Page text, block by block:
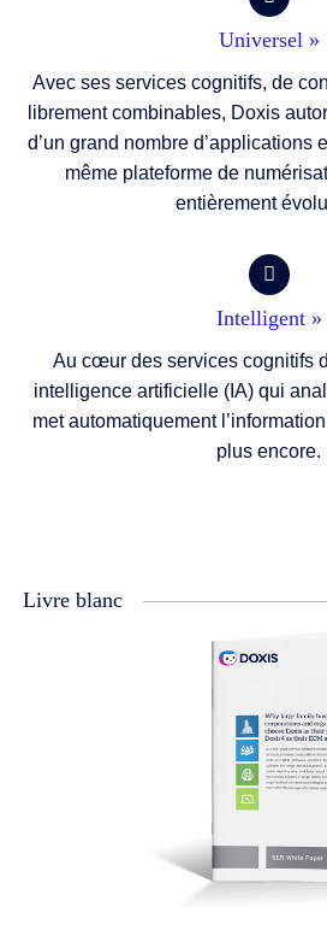
Universel »
Avec ses services cognitifs, de
librement combinables, Doxis
d’un grand nombre d’applications
même plateforme de
entièrement
Intelligent »
Au cœur des services cognitifs
intelligence artificielle (IA) qui
met automatiquement
plus encore.
Livre blanc